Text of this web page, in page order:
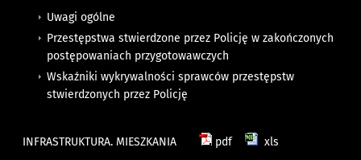
Uwagi ogólne
Przestępstwa stwierdzone przez Policję w zakończonych
postępowaniach przygotowawczych
Wskaźniki wykrywalności sprawców przestępstw
stwierdzonych przez Policję
INFRASTRUKTURA. MIESZKANIA pdf
xls